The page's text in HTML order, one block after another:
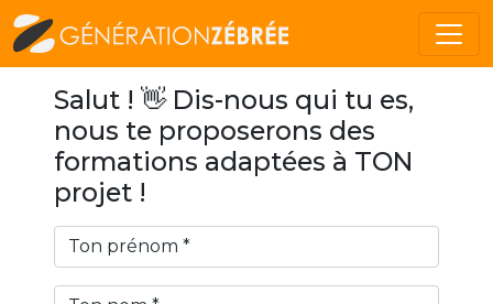
Salut ! 👋 Dis-nous qui tu es,
nous te proposerons des
formations adaptées à TON
projet !